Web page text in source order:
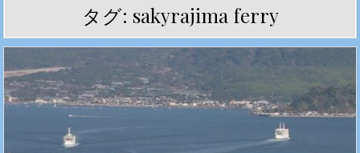
タグ: sakyrajima ferry